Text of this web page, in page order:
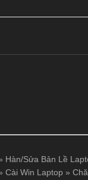
Hàn/Sửa Bản Lề
Cài Win Laptop »